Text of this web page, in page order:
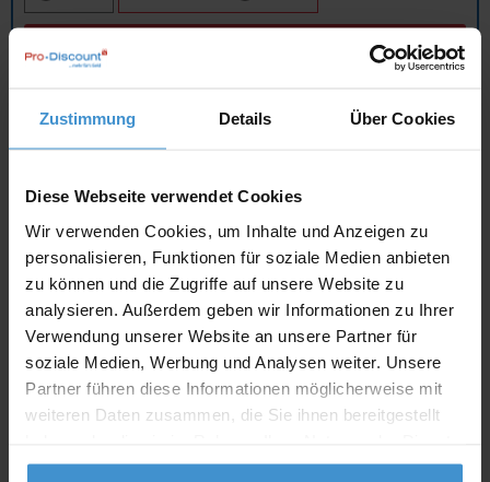
Zustimmung Details Über Cookies
Diese Webseite verwendet Cookies
Wir verwenden Cookies, um Inhalte und Anzeigen zu
personalisieren, Funktionen für soziale Medien anbieten
zu können und die Zugriffe auf unsere Website zu
analysieren. Außerdem geben wir Informationen zu Ihrer
Verwendung unserer Website an unsere Partner für
soziale Medien, Werbung und Analysen weiter. Unsere
Partner führen diese Informationen möglicherweise mit
weiteren Daten zusammen, die Sie ihnen bereitgestellt
gesammelt haben.
Angebot drucken
Individuelle Anfrage
Lieferzeiten
Artikel mit Werbeanbringung: ca. 10 Werktage
Muster mit Ihrer
Werbeanbringung zur Freigabe
der Produktion:
ca. 10 Werktage
Artikel ohne Werbeanbringung: ca. 3 - 5 Werktage
Muster: ca. 3 - 5 Werktage